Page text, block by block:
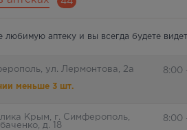
любимую аптеку и вы всегда будете
ул. Лермонтова, 2а
меньше 3 шт.
8:00
Крым, г. Симферополь,
д. 18
8:00